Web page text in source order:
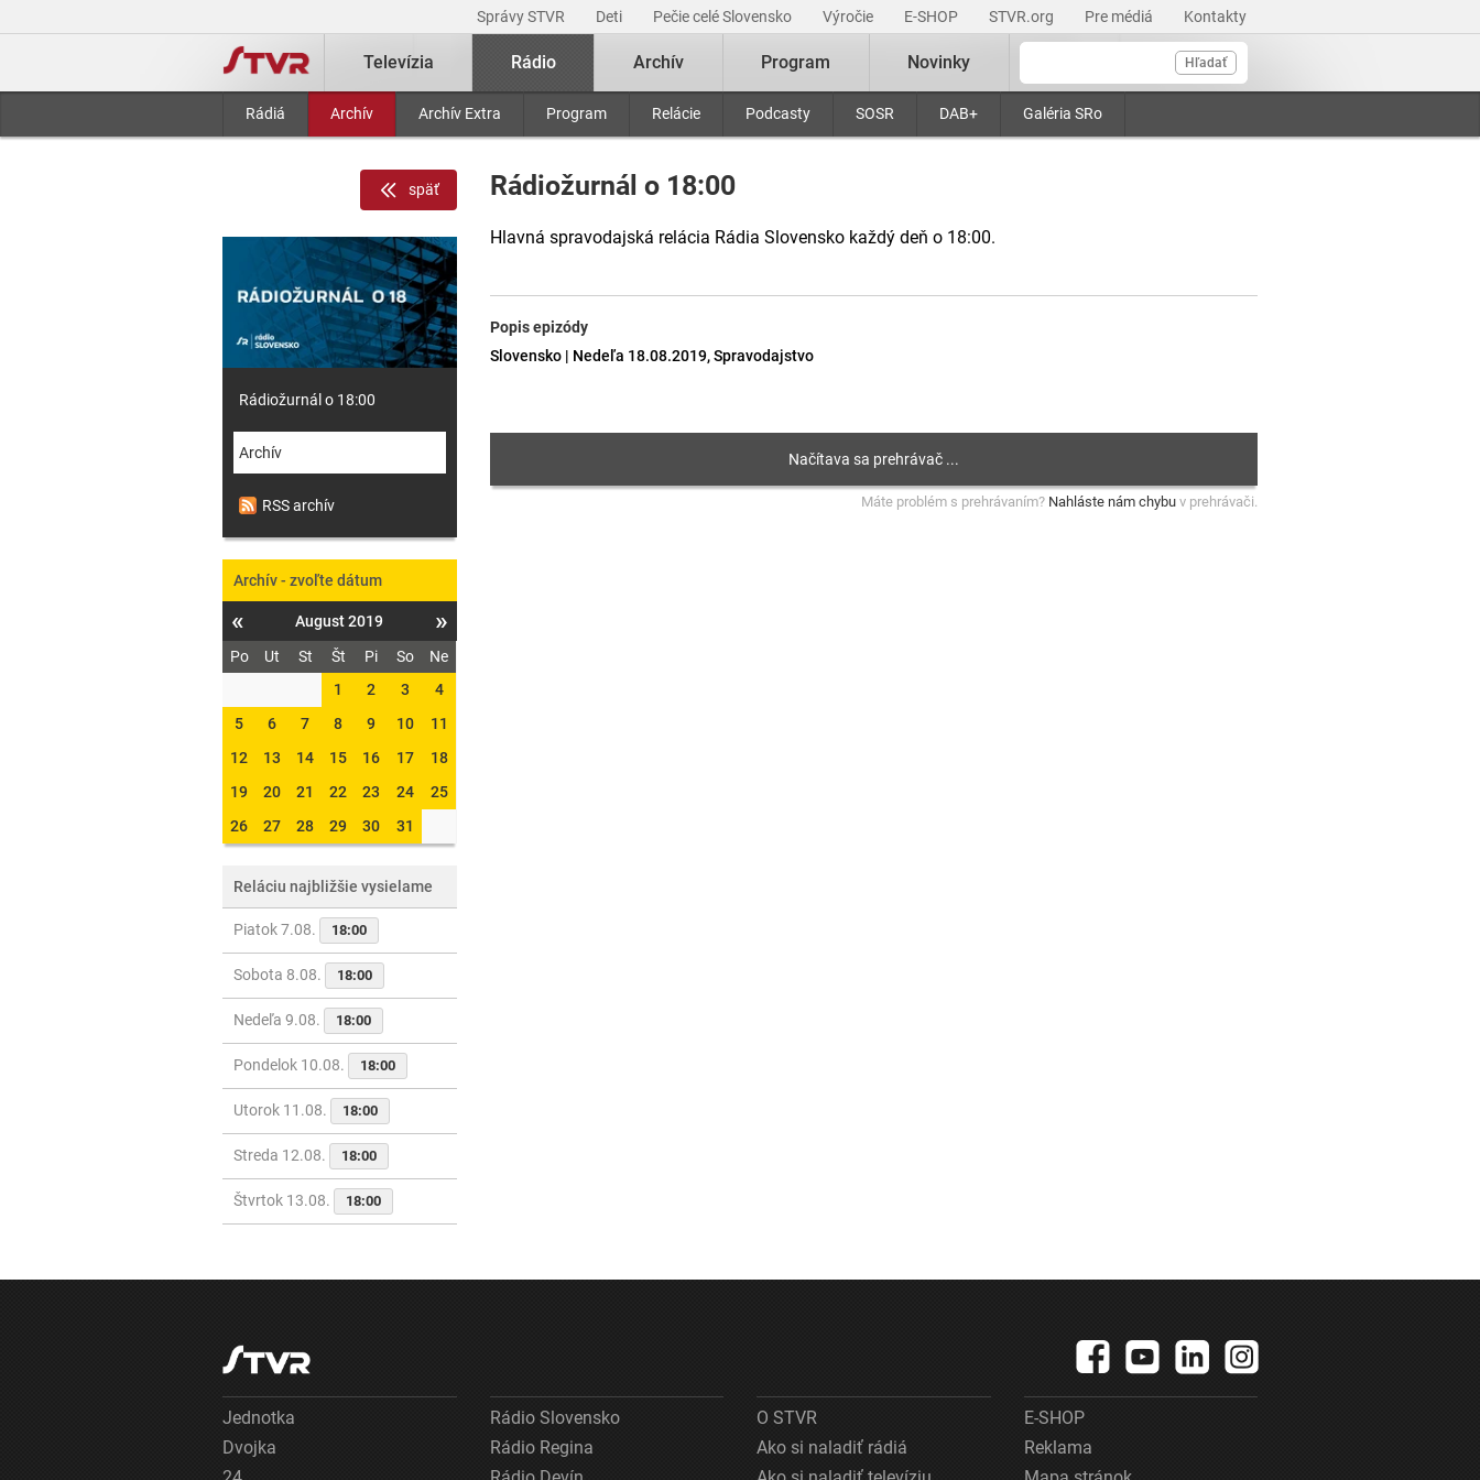
Správy STVR Deti Pečie celé Slovensko Výročie E-SHOP STVR.org Pre médiá Kontakty
Hľadať
Televízia Rádio
Rádiá Archív Archív Extra Program Relácie Podcasty SOSR DAB+ Galéria SRo
Archív Program Novinky
Rádiožurnál o 18:00
Hlavná spravodajská relácia Rádia Slovensko každý deň o 18:00.
Popis epizódy
Slovensko | Nedeľa 18.08.2019, Spravodajstvo
Máte problém s prehrávaním? Nahláste nám chybu v prehrávači.
späť
Rádiožurnál o 18:00
Archív
RSS archív
Archív - zvoľte dátum
« August 2019 »
Po Ut St Št Pi So
Ne
1
2 3
4
5
6 7 8 9 10
11
12
13 14 15 16 17
18
19
20 21 22 23 24
25
26
27 28 29 30 31
Reláciu najbližšie vysielame
Piatok 7.08. 18:00
Sobota 8.08. 18:00
Nedeľa 9.08. 18:00
Pondelok 10.08. 18:00
Utorok 11.08. 18:00
Streda 12.08. 18:00
Štvrtok 13.08. 18:00
Jednotka
Dvojka
Rádio Slovensko
Rádio Regina
O STVR
Ako si naladiť rádiá
E-SHOP
Reklama